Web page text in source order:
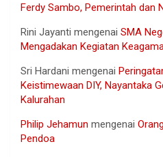
Ferdy Sambo, Pemerintah dan
Rini Jayanti mengenai SMA
Mengadakan Kegiatan
Sri Hardani mengenai
Keistimewaan DIY, Nayantaka
Kalurahan
Philip Jehamun mengenai
Pendoa